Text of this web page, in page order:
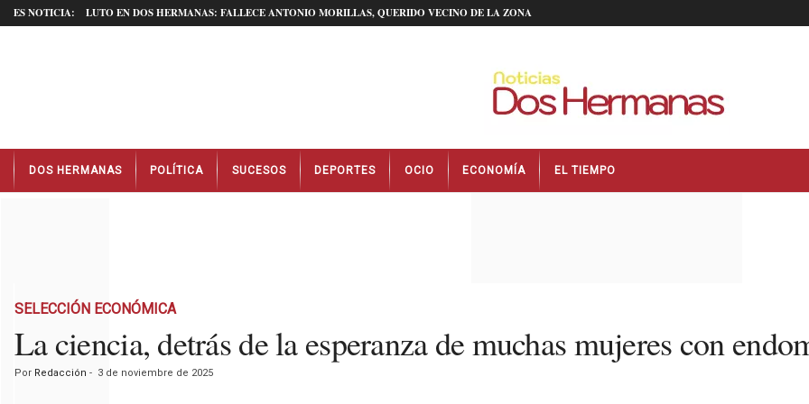
ES NOTICIA: LUTO EN DOS HERMANAS: FALLECE ANTONIO MORILLAS, QUERIDO VECINO DE LA ZONA
t
DOS HERMANAS POLÍTICA SUCESOS DEPORTES OCIO ECONOMÍA EL TIEMPO
SELECCIÓN ECONÓMICA
La ciencia, detrás de la esperanza de muchas mujeres con
Por Redacción - 3 de noviembre de 2025